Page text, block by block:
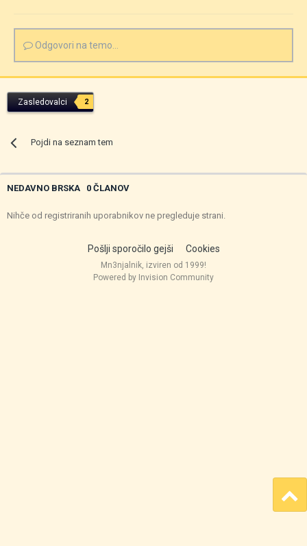
Odgovori na temo...
Zasledovalci 2
Pojdi na seznam tem
NEDAVNO BRSKA 0 ČLANOV
Nihče od registriranih uporabnikov ne pregleduje strani.
Pošlji sporočilo gejši Cookies
Mn3njalnik, izviren od 1999!
Powered by Invision Community